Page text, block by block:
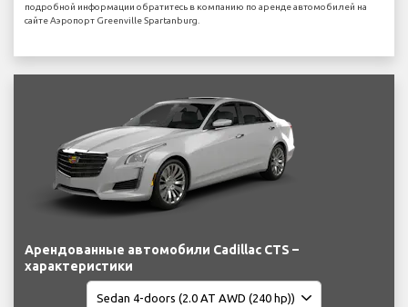
подробной информации обратитесь в компанию по аренде автомобилей на
сайте Аэропорт Greenville Spartanburg.
Арендованные автомобили Cadillac CTS –
характеристики